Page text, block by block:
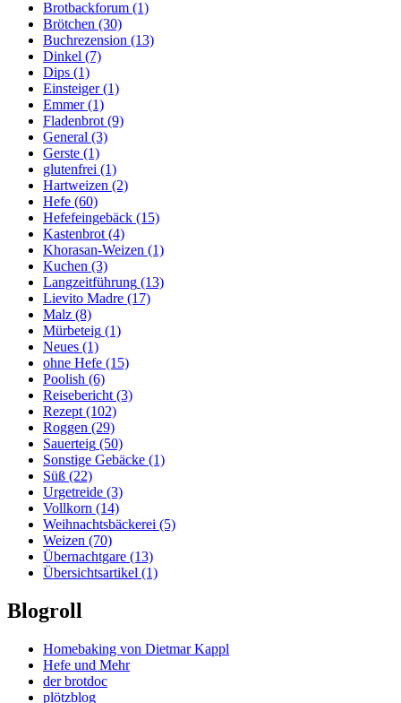
Brotbackforum (1)
Brötchen (30)
Buchrezension (13)
Dinkel (7)
Dips (1)
Einsteiger(1)
Emmer(1)
Fladenbrot (9)
General (3)
Gerste (1)
glutenfrei (1)
Hartweizen (2)
Hefe (60)
Hefefeingebäck (15)
Kastenbrot (4)
Khorasan-Weizen (1)
Kuchen (3)
Langzeitführung (13)
Lievito Madre (17)
Malz (8)
Mürbeteig (1)
Neues (1)
ohne Hefe (15)
Poolish (6)
Reisebericht (3)
Rezept (102)
Roggen (29)
Sauerteig (50)
Sonstige Gebäcke (1)
Süß (22)
Urgetreide (3)
Vollkorn (14)
Weihnachtsbäckerei (5)
Weizen (70)
Übernachtgare (13)
Übersichtsartikel (1)
Blogroll
Homebaking von Dietmar Kappl
Hefe und Mehr
der brotdoc
plötzblog